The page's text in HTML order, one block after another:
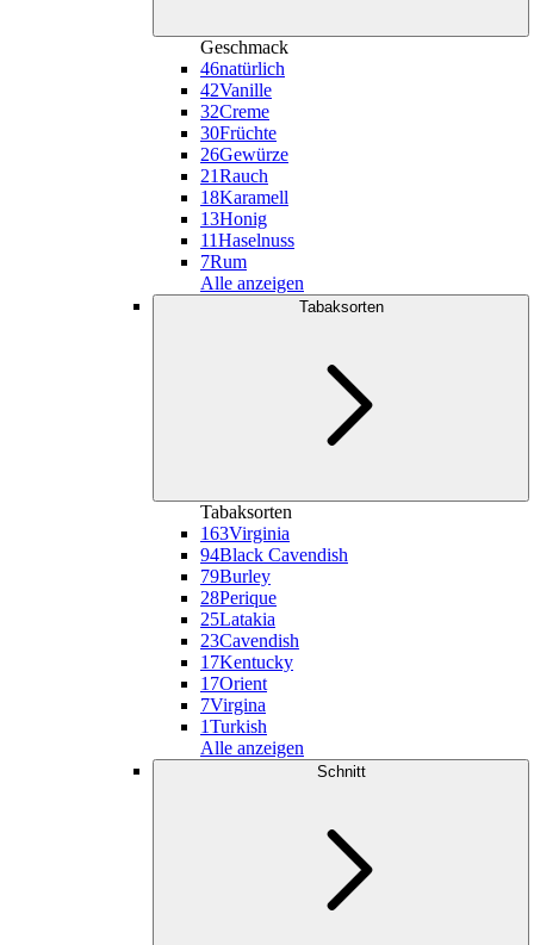
Geschmack
46natürlich
42Vanille
32Creme
30Früchte
26Gewürze
21Rauch
18Karamell
13Honig
11Haselnuss
7Rum
Alle anzeigen
Tabaksorten
Tabaksorten
163Virginia
94Black Cavendish
79Burley
28Perique
25Latakia
23Cavendish
17Kentucky
17Orient
7Virgina
1Turkish
Alle anzeigen
Schnitt